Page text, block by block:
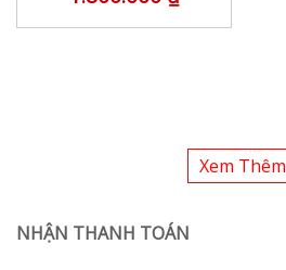
Xem Thêm
NHẬN THANH TOÁN